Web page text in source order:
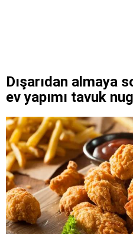
Dışarıdan almaya
ev yapımı tavuk